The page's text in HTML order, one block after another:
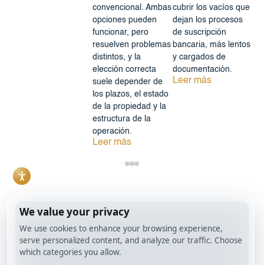
convencional. Ambas
opciones pueden
funcionar, pero
resuelven problemas
distintos, y la
elección correcta
suele depender de
los plazos, el estado
de la propiedad y la
estructura de la
operación.
Leer más
cubrir los vacíos que
dejan los procesos
de suscripción
bancaria, más lentos
y cargados de
documentación.
Leer más